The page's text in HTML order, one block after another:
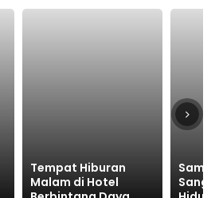
Sam’ani Bersama
Sanggar Sangkakala